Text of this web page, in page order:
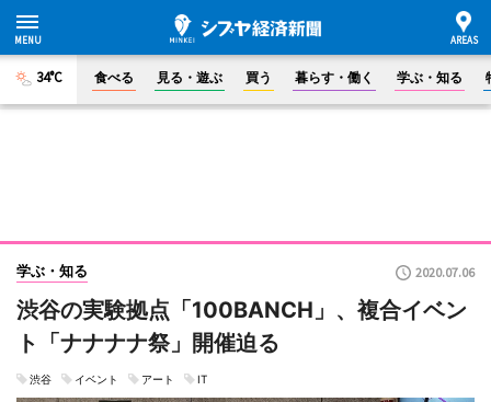
34°C 食べる 見る・遊ぶ 買う 暮らす・働く 学ぶ・知る
学ぶ・知る 2020.07.06
渋谷の実験拠点「100BANCH」、複合イベン
ト「ナナナナ祭」開催迫る
渋谷 イベント アート IT